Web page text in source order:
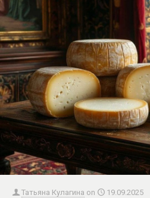
Татьяна Кулагина on 19.09.2025